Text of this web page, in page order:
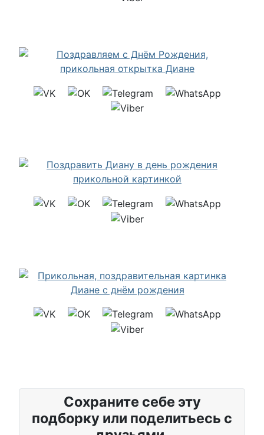
Сохраните себе эту
подборку или поделитьесь с